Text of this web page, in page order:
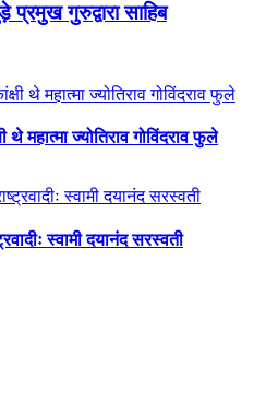
गुरुद्वारा साहिब
महात्मा ज्योतिराव गोविंदराव फुले
स्वामी दयानंद सरस्वती